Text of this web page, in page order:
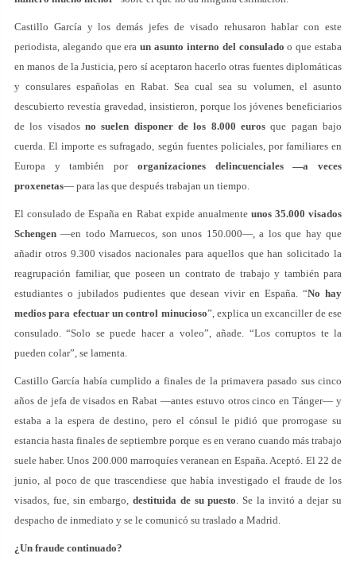
Castillo García y los demás jefes de visado rehusaron hablar con este
periodista, alegando que eraun asunto interno del consulado o que estaba
en manos de la Justicia, pero sí aceptaron hacerlo otras fuentes diplomáticas
y consulares españolas en Rabat. Sea cual sea su volumen, el asunto
descubierto revestía gravedad, insistieron, porque los jóvenes beneficiarios
de los visadosno suelen disponer de los 8.000 euros que pagan bajo
cuerda. El importe es sufragado, según fuentes policiales, por familiares en
Europa y también por organizaciones delincuenciales —a veces
proxenetas— para las que después trabajan un tiempo.
El consulado de España en Rabat expide anualmente unos 35.000 visados
Schengen —en todo Marruecos, son unos 150.000—, a los que hay que
añadir otros 9.300 visados nacionales para aquellos que han solicitado la
reagrupación familiar, que poseen un contrato de trabajo y también para
estudiantes o jubilados pudientes que desean vivir en España. “No hay
medios para efectuar un control minucioso”, explica un excanciller de ese
consulado. “Solo se puede hacer a voleo”, añade. “Los corruptos te la
pueden colar”, se lamenta.
Castillo García había cumplido a finales de la primavera pasado sus cinco
años de jefa de visados en Rabat —antes estuvo otros cinco en Tánger— y
estaba a la espera de destino, pero el cónsul le pidió que prorrogase su
estancia hasta finales de septiembre porque es en verano cuando más trabajo
suele haber. Unos 200.000 marroquíes veranean en España. Aceptó. El 22 de
junio, al poco de que trascendiese que había investigado el fraude de los
visados, fue, sin embargo,destituida de su puesto. Se la invitó a dejar su
despacho de inmediato y se le comunicó su traslado a Madrid.
¿Un fraude continuado?